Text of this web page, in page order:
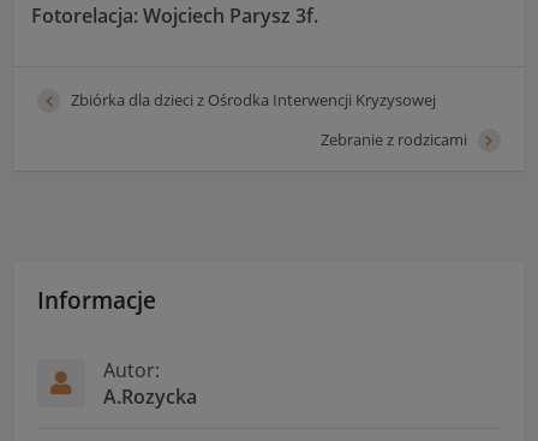
Fotorelacja: Wojciech Parysz 3f.
Zbiórka dla dzieci z Ośrodka Interwencji Kryzysowej
Zebranie z rodzicami
Informacje
Autor:
A.Rozycka